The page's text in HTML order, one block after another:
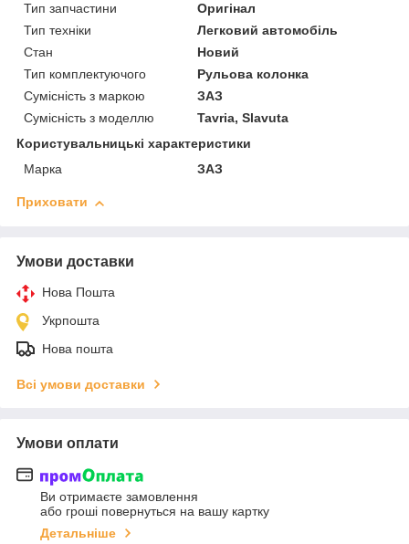
Тип запчастини
Оригінал
Тип техніки
Легковий автомобіль
Стан
Новий
Тип комплектуючого
Рульова колонка
Сумісність з маркою
ЗАЗ
Сумісність з моделлю
Tavria, Slavuta
Користувальницькі характеристики
Марка
ЗАЗ
Приховати
Умови доставки
Нова Пошта
Укрпошта
Нова пошта
Всі умови доставки
Умови оплати
Ви отримаєте замовлення
або гроші повернуться на вашу картку
Детальніше